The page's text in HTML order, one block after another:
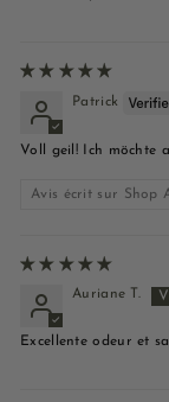
Patrick
Voll geil! Ich möchte
Avis écrit sur Shop
Auriane T.
Excellente odeur et